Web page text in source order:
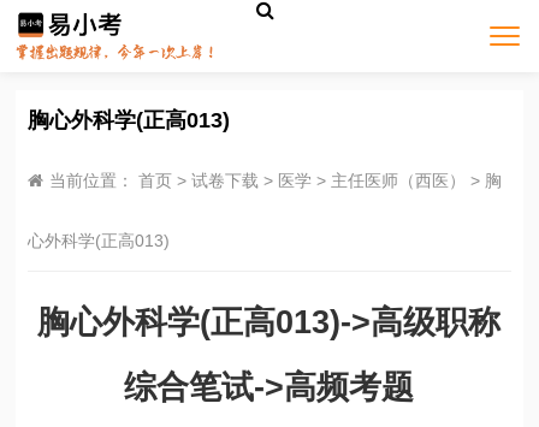
胸心外科学(正高013)
当前位置： 首页 >试卷下载 > 医学 > 主任医师（西医） > 胸
心外科学(正高013)
胸心外科学(正高013)->高级职称
综合笔试->高频考题